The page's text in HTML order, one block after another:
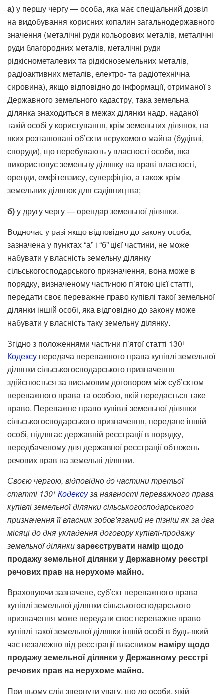
а)у першу чергу — особа, яка має спеціальний дозвіл
на видобування корисних копалин загальнодержавного
значення (металічні руди кольорових металів, металічні
руди благородних металів, металічні руди
рідкіснометалевих та рідкісноземельних металів,
радіоактивних металів, електро- та радіотехнічна
сировина), якщо відповідно до інформації, отриманої з
Державного земельного кадастру, така земельна
ділянка знаходиться в межах ділянки надр, наданої
такій особі у користування, крім земельних ділянок, на
яких розташовані об’єкти нерухомого майна (будівлі,
споруди), що перебувають у власності особи, яка
використовує земельну ділянку на праві власності,
оренди, емфітевзису, суперфіцію, а також крім
земельних ділянок для садівництва;
б)у другу чергу — орендар земельної ділянки.
Водночас у разі якщо відповідно до закону особа,
зазначена у пунктах “а” і “б” цієї частини, не може
набувати у власність земельну ділянку
сільськогосподарського призначення, вона може в
порядку, визначеному частиною п’ятою цієї статті,
передати своє переважне право купівлі такої земельної
ділянки іншій особі, яка відповідно до закону може
набувати у власність таку земельну ділянку.
Згідно з положеннями частини п’ятої статті 1301
Кодексу передача переважного права купівлі земельної
ділянки сільськогосподарського призначення
здійснюється за письмовим договором між суб’єктом
переважного права та особою, якій передається таке
право. Переважне право купівлі земельної ділянки
сільськогосподарського призначення, передане іншій
особі, підлягає державній реєстрації в порядку,
передбаченому для державної реєстрації обтяжень
речових прав на земельні ділянки.
Своєю чергою, відповідно до частини третьої
статті 1301 Кодексуза наявності переважного права
купівлі земельної ділянки сільськогосподарського
призначення її власник зобов’язаний не пізніш як за два
місяці до дня укладення договору купівлі-продажу
земельної ділянкизареєструвати намір щодо
продажу земельної ділянки у Державному реєстрі
речових прав на нерухоме майно.
Враховуючи зазначене, суб’єкт переважного права
купівлі земельної ділянки сільськогосподарського
призначення може передати своє переважне право
купівлі такої земельної ділянки іншій особі в будь-який
час незалежно від реєстрації власником наміру щодо
продажуземельноїділянки уДержавному реєстрі
речових прав на нерухоме майно.
При цьому слід звернути увагу, що до особи, якій